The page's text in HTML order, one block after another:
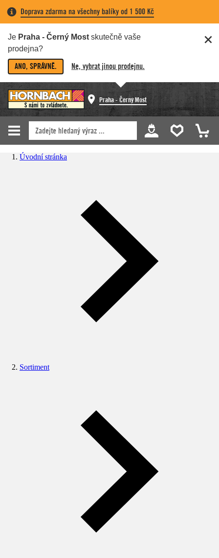
Doprava zdarma na všechny balíky od 1 500 Kč
Je Praha - Černý Most skutečně vaše
prodejna?
ANO, SPRÁVNĚ. Ne, vybrat jinou prodejnu.
Praha - Černý Most
Úvodní stránka
Sortiment